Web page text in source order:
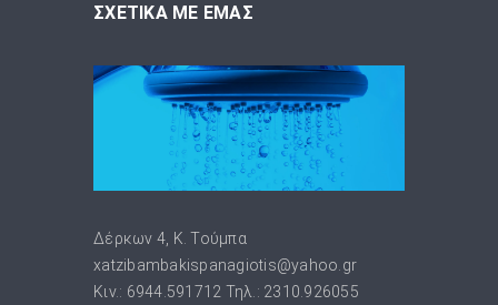
ΣΧΕΤΙΚΑ ΜΕ ΕΜΑΣ
Δέρκων 4, Κ. Τούμπα
xatzibambakispanagiotis@yahoo.gr
Κιν.: 6944.591712 Τηλ.: 2310.926055